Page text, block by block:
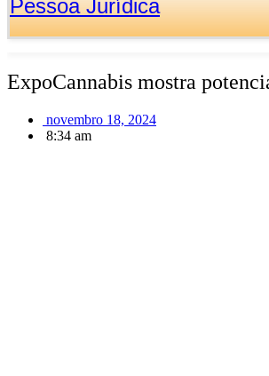
Pessoa Jurídica
ExpoCannabis mostra
novembro 18, 2024
8:34 am